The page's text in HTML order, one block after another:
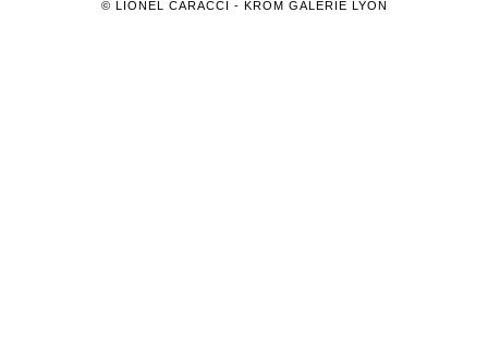
© LIONEL CARACCI - KROM GALERIE LYON